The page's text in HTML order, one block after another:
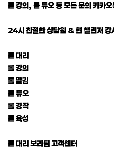
롤 강의, 롤 듀오 등 모든 문의 카
24시 친절한 상담원 & 현 챌린저 강
롤 대리
롤 강의
롤 맡김
롤 듀오
롤 경작
롤 육성
롤 대리 보라팀 고객센터